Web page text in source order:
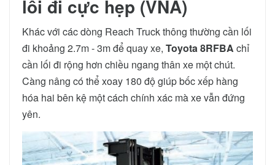
lối đi cực hẹp (VNA)
Khác với các dòng Reach Truck thông thường cần lối
đi khoảng 2.7m - 3m để quay xe, Toyota 8RFBA chỉ
cần lối đi rộng hơn chiều ngang thân xe một chút.
Càng nâng có thể xoay 180 độ giúp bốc xếp hàng
hóa hai bên kệ một cách chính xác mà xe vẫn đứng
yên.